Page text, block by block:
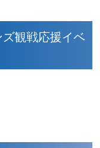
観戦応援イベ